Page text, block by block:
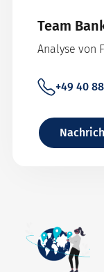
Team
Analyse von
+49 40